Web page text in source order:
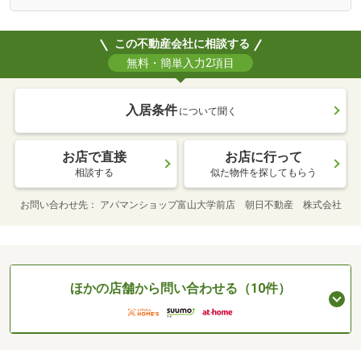
この不動産会社に相談する
無料・簡単入力2項目
入居条件 について聞く
お店で直接
相談する
お店に行って
似た物件を探してもらう
お問い合わせ先 アパマンショップ富山大学前店 朝日不動産 株式会社
ほかの店舗から問い合わせる（10件）